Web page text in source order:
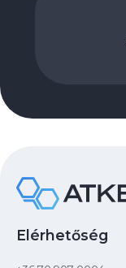
Elérhetőség